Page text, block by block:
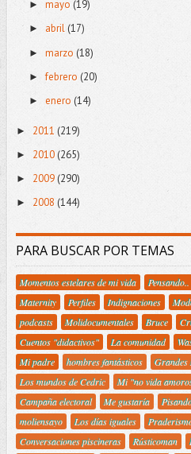
► mayo (19)
► abril(17)
► marzo (18)
►febrero (20)
► enero (14)
► 2011 (219)
► 2010 (265)
► 2009(290)
► 2008 (144)
PARA BUSCAR POR TEMAS
Momentos estelares de mi vida Pensando..
Maternity
Perfiles Indignaciones
podcasts
Molidocumentales Bruce
Cuentos "didactivos"
La comunidad
Mi padre
hombres fantásticos
Grandes
Los mundos de Cedric
Mi "no vida
Campaña electoral
Me gustaría
moliensayo
Los días iguales
Conversaciones piscineras
Rústicoman